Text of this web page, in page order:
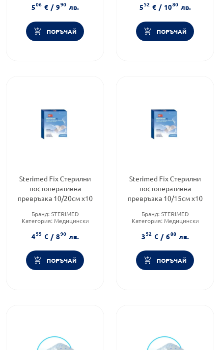
506 € / 990 лв.
ПОРЪЧАЙ
Форма на продукта: лепенки
552 € / 1080 лв.
ПОРЪЧАЙ
Sterimed Fix Стерилни
постоперативна
превръзка 10/20см х10
Бранд: STERIMED
Категория: Медицински
Форма на продукта:лепенки
455 € / 890 лв.
ПОРЪЧАЙ
Sterimed Fix Стерилни
постоперативна
превръзка 10/15см х10
Бранд: STERIMED
Категория: Медицински
Форма на продукта:лепенки
352 € / 688 лв.
ПОРЪЧАЙ